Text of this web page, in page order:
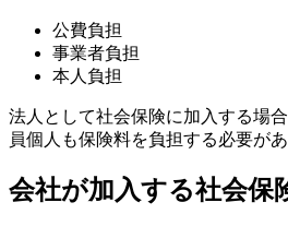
公費負担
事業者負担
本人負担
法人として社会保険に加入する場
員個人も保険料を負担する必要があ
会社が加入する社会保